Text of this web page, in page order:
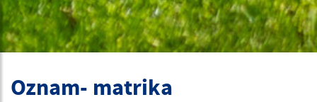
Oznam- matrika